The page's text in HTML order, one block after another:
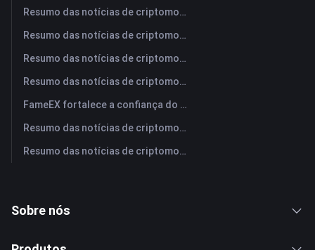
Resumo das notícias de criptomoedas da FameEX hoje | 3 de agosto de 2026
Resumo das notícias de criptomoedas da FameEX hoje | 31 de julho de 2026
Resumo das notícias de criptomoedas da FameEX hoje | 30 de julho de 2026
Resumo das notícias de criptomoedas da FameEX hoje | 29 de julho de 2026
FameEX fortalece a confiança do usuário por meio de oito anos de operações estáveis ​​e crescimento global
Resumo das notícias de criptomoedas da FameEX hoje | 28 de julho de 2026
Resumo das notícias de criptomoedas da FameEX hoje | 27 de julho de 2026
Sobre nós